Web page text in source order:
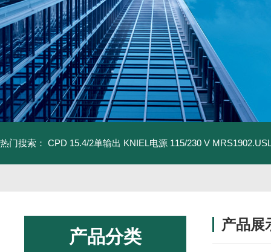
热门搜索： CPD 15.4/2单输出 KNIEL电源 115/230 V
产品分类
产品展